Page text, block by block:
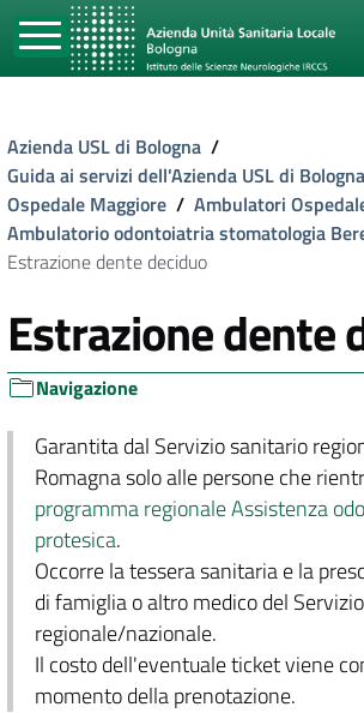
Azienda USL di Bologna /
Guida ai servizi dell'Azienda USL di Bologna
Ospedale Maggiore / Ambulatori
Ambulatorio odontoiatria stomatologia
Estrazione dente deciduo
Estrazione dente
Navigazione
Garantita dal Servizio sanitario
Romagna solo alle persone che
programma regionale Assistenza
protesica.
Occorre la tessera sanitaria e la
di famiglia o altro medico del
regionale/nazionale.
Il costo dell'eventuale ticket viene
momento della prenotazione.